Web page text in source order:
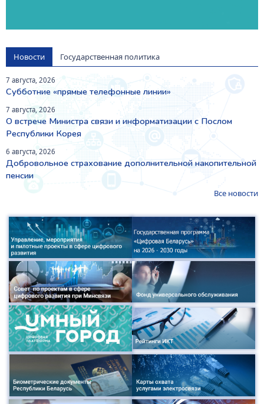
Новости Государственная политика
7 августа, 2026
Субботние «прямые телефонные линии»
7 августа, 2026
О встрече Министра связи и информатизации с Послом
Республики Корея
6 августа, 2026
Добровольное страхование дополнительной накопительной
пенсии
Все новости